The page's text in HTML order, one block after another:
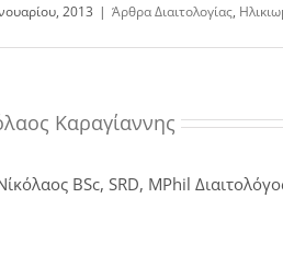
2013 | Άρθρα Διαιτολογίας,
Καραγίαννης
BSc, SRD, MPhil